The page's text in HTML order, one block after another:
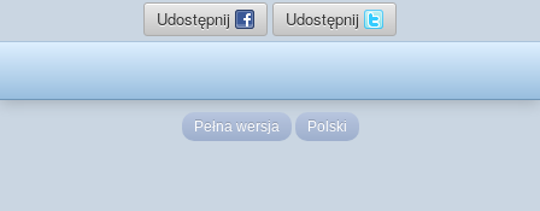
Udostępnij Udostępnij
Pełna wersja Polski